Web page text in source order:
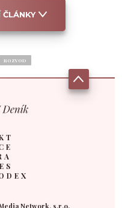
ROZVOD
Network, s.r.o.